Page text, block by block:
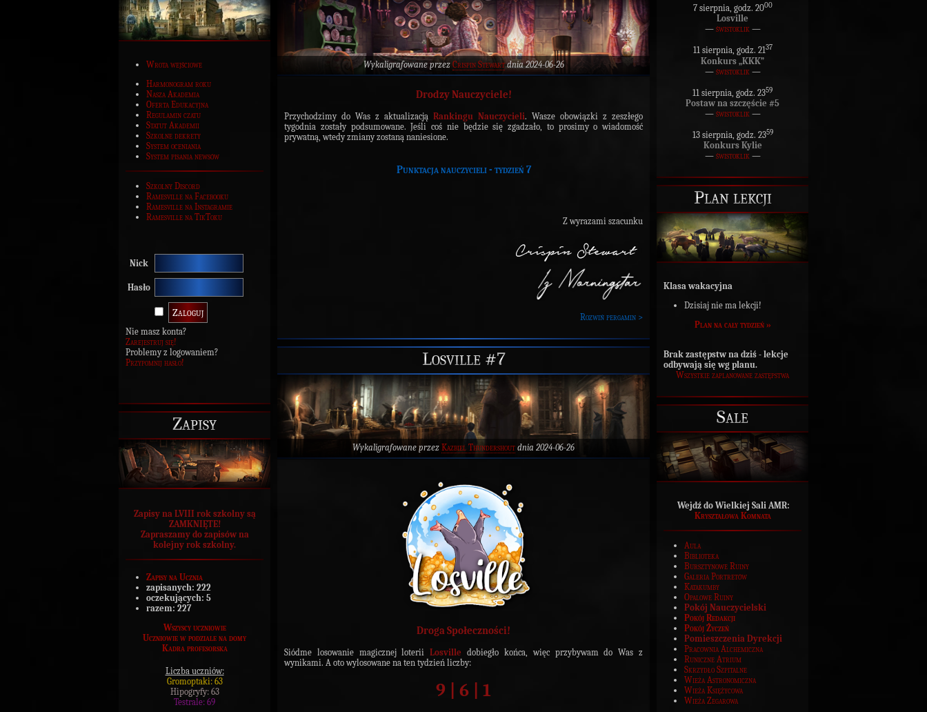
Wrota wejściowe
Harmonogram roku
Nasza Akademia
Oferta Edukacyjna
Regulamin czatu
Statut Akademii
Szkolne dekrety
System oceniania
System pisania newsów
Szkolny Discord
Ramesville na Facebooku
Ramesville na Instagramie
Ramesville na TikToku
Nick
Hasło
Nie masz konta?
Zarejestruj się!
Problemy z logowaniem?
Przypomnij hasło!
Zapisy
Zapisy na LVIII rok szkolny są
ZAMKNIĘTE!
Zapraszamy do zapisów na
kolejny rok szkolny.
Zapisy na Ucznia
zapisanych: 222
oczekujących: 5
razem: 227
Wszyscy uczniowie
Uczniowie w podziale na domy
Kadra profesorska
Liczba uczniów:
Gromoptaki: 63
Hipogryfy: 63
Testrale: 69
Wykaligrafowane przez Crispin Stewartdnia 2024-06-26
Drodzy Nauczyciele!
Przychodzimy do Was z aktualizacją Rankingu Nauczycieli. Wasze obowiązki z zeszłego
tygodnia zostały podsumowane. Jeśli coś nie będzie się zgadzało, to prosimy o wiadomość
prywatną, wtedy zmiany zostaną naniesione.
Punktacja nauczycieli - tydzień 7
Z wyrazami szacunku
Rozwiń pergamin >
Losville #7
Wykaligrafowane przez Kazbiel Thundershout dnia 2024-06-26
Droga Społeczności!
Siódme losowanie magicznej loteriiLosville dobiegło końca, więc przybywam do Was z
wynikami. A oto wylosowane na ten tydzień liczby:
9 | 6 | 1
7 sierpnia, godz. 2000
Losville
— świstoklik—
11 sierpnia, godz. 2137
Konkurs „KKK”
— świstoklik —
11 sierpnia, godz. 2359
Postaw na szczęście #5
— świstoklik —
13 sierpnia, godz. 2359
Konkurs Kylie
— świstoklik—
Plan lekcji
Klasa wakacyjna
Dzisiaj nie ma lekcji!
Plan na cały tydzień »
Brak zastępstw na dziś - lekcje
odbywają się wg planu.
Wszystkie zaplanowane zastępstwa
Sale
Wejdź do Wielkiej Sali AMR:
Kryształowa Komnata
Aula
Biblioteka
Bursztynowe Ruiny
Galeria Portretów
Katakumby
Opalowe Ruiny
Pokój Nauczycielski
Pokój Redakcji
Pokój Życzeń
Pomieszczenia Dyrekcji
Pracownia Alchemiczna
Runiczne Atrium
Skrzydło Szpitalne
Wieża Astronomiczna
Wieża Księżycowa
Wieża Zegarowa